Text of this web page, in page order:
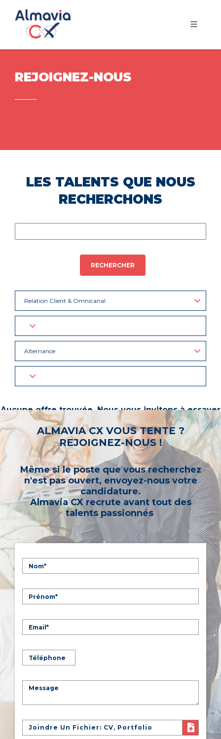
REJOIGNEZ-NOUS
LES TALENTS QUE NOUS
RECHERCHONS
RECHERCHER
Relation Client & Omnicanal
Alternance
Aucune offre trouvée. Nous vous invitons à essayer
d’autres mots-clés ou à sélectionner un « métier ».
ALMAVIA CX VOUS TENTE ?
REJOIGNEZ-NOUS !
Même si le poste que vous recherchez
n'est pas ouvert, envoyez-nous votre
candidature.
Almavia CX recrute avant tout des
talents passionnés
Joindre Un Fichier: CV, Portfolio